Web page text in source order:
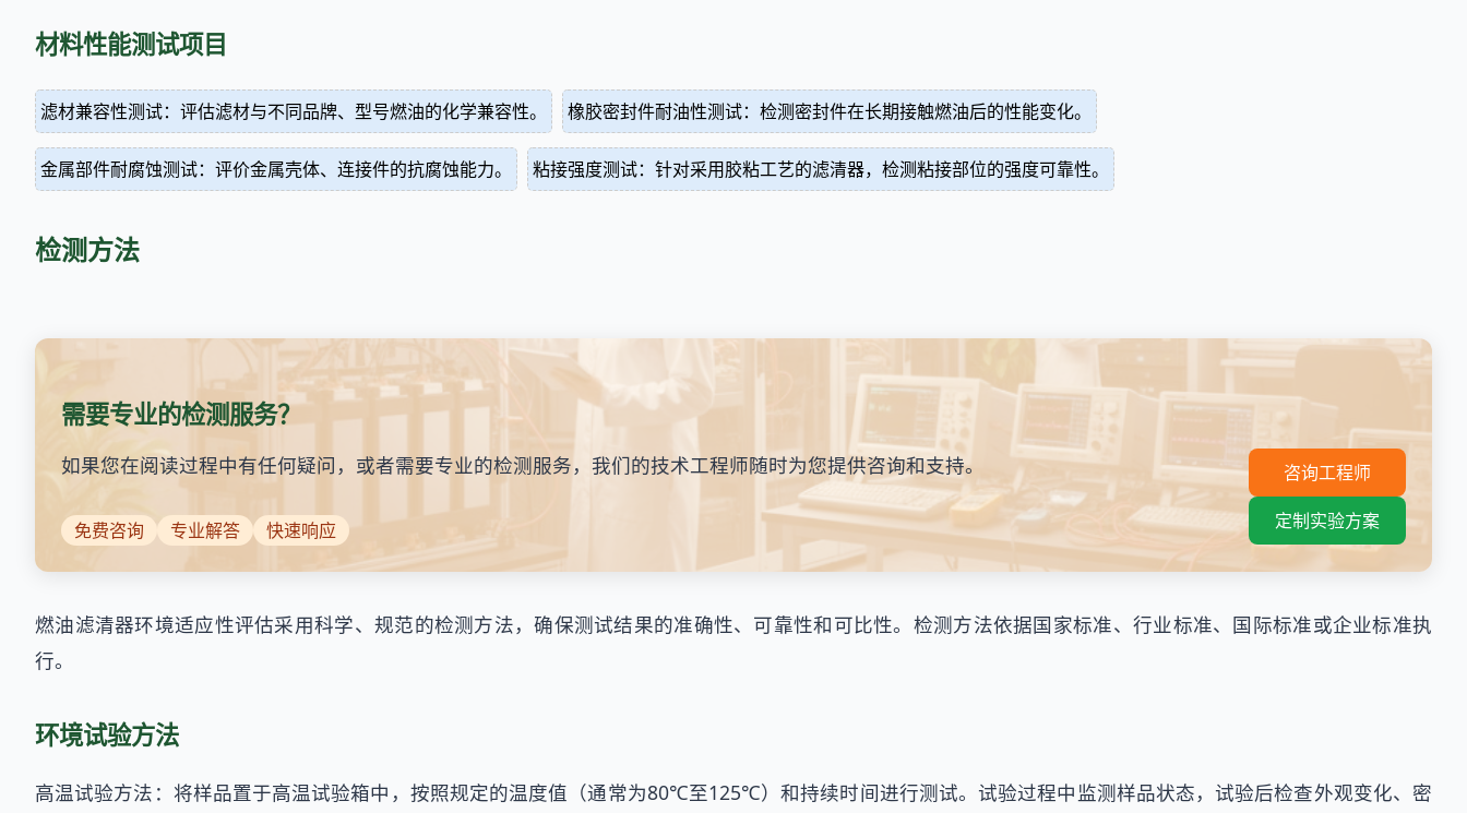
材料性能测试项目
滤材兼容性测试：评估滤材与不同品牌、型号燃油的化学兼容性。 橡胶密封件耐油性测试：检测密封件在长期接触燃油后的性能变化。
金属部件耐腐蚀测试：评价金属壳体、连接件的抗腐蚀能力。 粘接强度测试：针对采用胶粘工艺的滤清器，检测粘接部位的强度可靠性。
检测方法
需要专业的检测服务？
如果您在阅读过程中有任何疑问，或者需要专业的检测服务，我们的技术工程师随时为您提供咨询和支持。
免费咨询 专业解答 快速响应
咨询工程师
定制实验方案
燃油滤清器环境适应性评估采用科学、规范的检测方法，确保测试结果的准确性、可靠性和可比性。检测方法依据国家标准、行业标准、国际标准或企业标准执
行。
环境试验方法
高温试验方法：将样品置于高温试验箱中，按照规定的温度值（通常为80℃至125℃）和持续时间进行测试。试验过程中监测样品状态，试验后检查外观变化、密